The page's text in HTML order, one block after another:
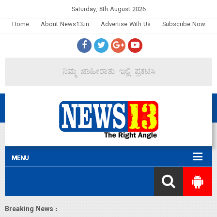
Saturday, 8th August 2026
Home
About News13.in Advertise With Us Subscribe Now
Breaking News :